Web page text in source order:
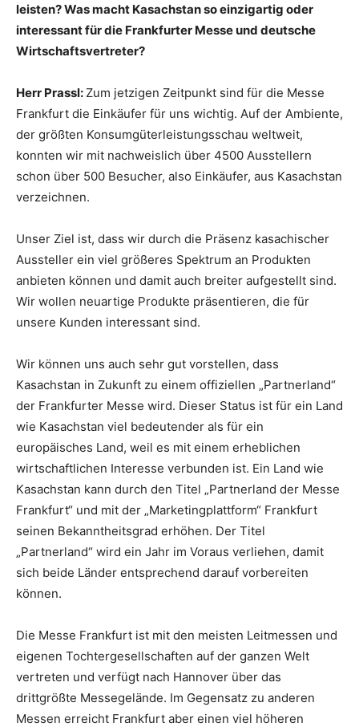
leisten? Was macht Kasachstan so einzigartig oder
interessant für die Frankfurter Messe und deutsche
Wirtschaftsvertreter?
Herr Prassl: Zum jetzigen Zeitpunkt sind für die Messe
Frankfurt die Einkäufer für uns wichtig. Auf der Ambiente,
der größten Konsumgüterleistungsschau weltweit,
konnten wir mit nachweislich über 4500 Ausstellern
schon über 500 Besucher, also Einkäufer, aus Kasachstan
verzeichnen.
Unser Ziel ist, dass wir durch die Präsenz kasachischer
Aussteller ein viel größeres Spektrum an Produkten
anbieten können und damit auch breiter aufgestellt sind.
Wir wollen neuartige Produkte präsentieren, die für
unsere Kunden interessant sind.
Wir können uns auch sehr gut vorstellen, dass
Kasachstan in Zukunft zu einem offiziellen „Partnerland“
der Frankfurter Messe wird. Dieser Status ist für ein Land
wie Kasachstan viel bedeutender als für ein
europäisches Land, weil es mit einem erheblichen
wirtschaftlichen Interesse verbunden ist. Ein Land wie
Kasachstan kann durch den Titel „Partnerland der Messe
Frankfurt“ und mit der „Marketingplattform“ Frankfurt
seinen Bekanntheitsgrad erhöhen. Der Titel
„Partnerland“ wird ein Jahr im Voraus verliehen, damit
sich beide Länder entsprechend darauf vorbereiten
können.
Die Messe Frankfurt ist mit den meisten Leitmessen und
eigenen Tochtergesellschaften auf der ganzen Welt
vertreten und verfügt nach Hannover über das
drittgrößte Messegelände. Im Gegensatz zu anderen
Messen erreicht Frankfurt aber einen viel höheren